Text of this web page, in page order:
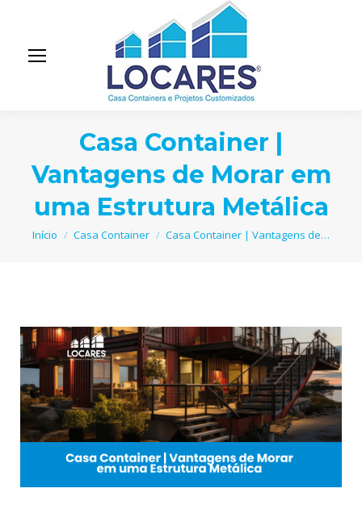
Casa Container |
Vantagens de Morar em
uma Estrutura Metálica
Você está aqui:
Início Casa Container Casa Container | Vantagens de…